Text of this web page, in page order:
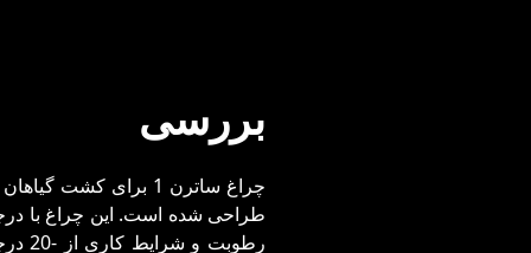
بررسی
چراغ ساترن 1 برای